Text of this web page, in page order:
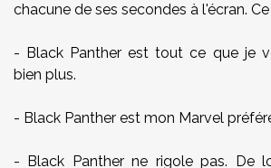
chacune de ses secondes à l'écran.
- Black Panther est tout ce que je
bien plus.
- Black Panther est mon Marvel
- Black Panther ne rigole pas. De